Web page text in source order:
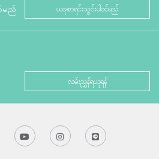
မည် ယခုစာရင်းသွင်းပါဝင်မည်
လမ်းညွှန်ရယူရန်